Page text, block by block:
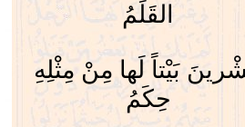
القَلَمُ
بَيْتاً لَها مِنْ مِثْلِهِ
حِكَمُ